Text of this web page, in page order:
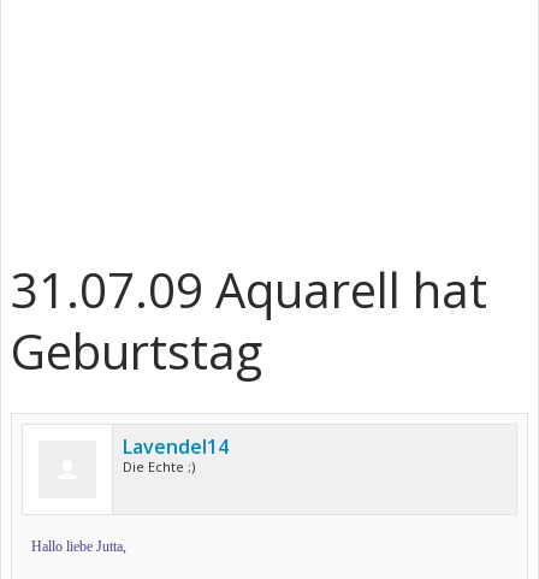
31.07.09 Aquarell hat
Geburtstag
Lavendel14
Die Echte ;)
Hallo liebe Jutta,